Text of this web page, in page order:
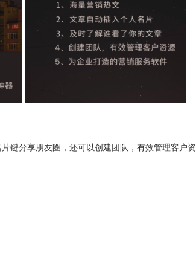
键分享朋友圈，还可以创建团队，有效管理客户资